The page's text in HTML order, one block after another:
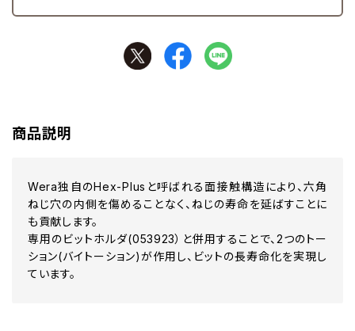
商品説明
Wera独自のHex-Plusと呼ばれる面接触構造により、六角
ねじ穴の内側を傷めることなく、ねじの寿命を延ばすことに
も貢献します。
専用のビットホルダ(053923）と併用することで、2つのトー
ション(バイトーション)が作用し、ビットの長寿命化を実現し
ています。